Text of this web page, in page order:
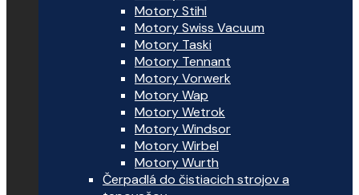
Motory Stihl
Motory Swiss Vacuum
Motory Taski
Motory Tennant
Motory Vorwerk
Motory Wap
Motory Wetrok
Motory Windsor
Motory Wirbel
Motory Wurth
Čerpadlá do čistiacich strojov a